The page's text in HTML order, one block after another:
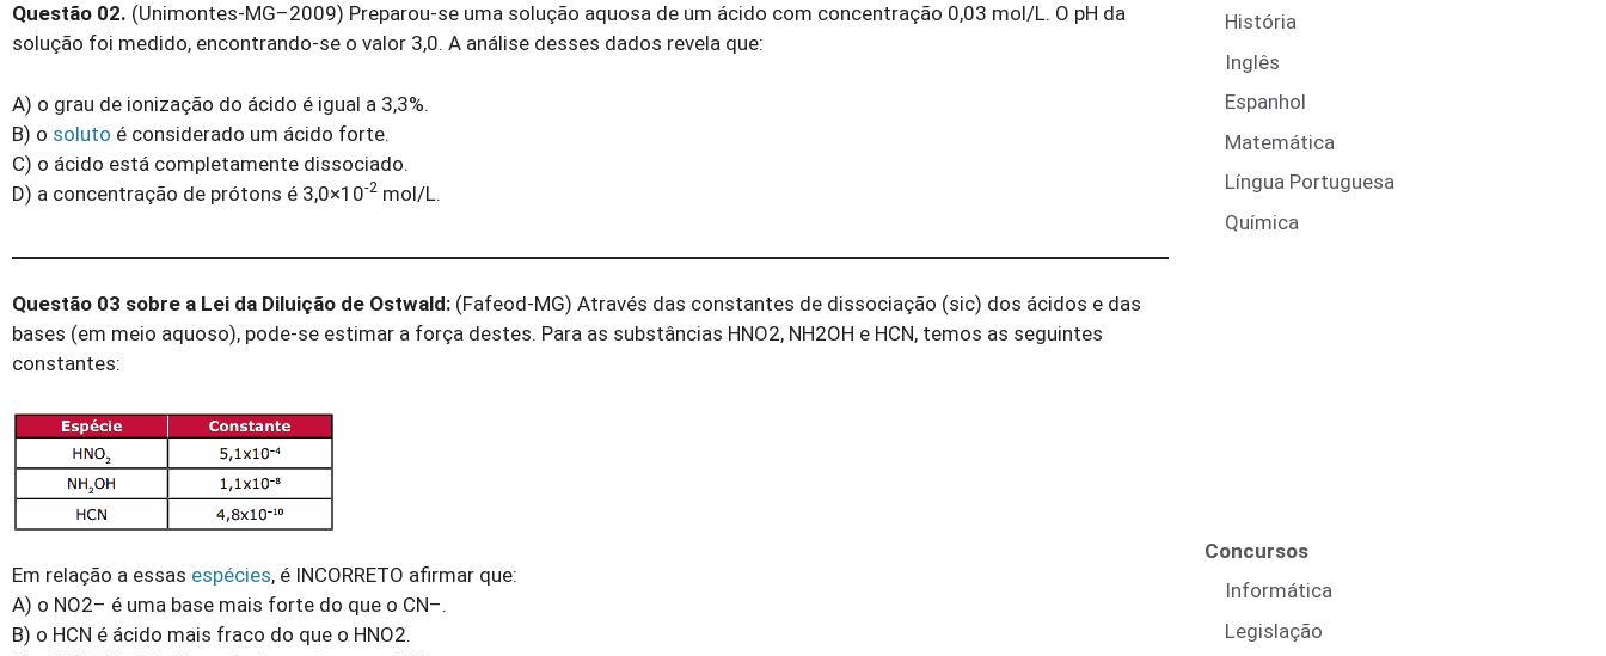
Questão 02. (Unimontes-MG–2009) Preparou-se uma solução aquosa de um ácido com concentração 0,03 mol/L. O pH da
solução foi medido, encontrando-se o valor 3,0. A análise desses dados revela que:
A) o grau de ionização do ácido é igual a 3,3%.
B) o soluto é considerado um ácido forte.
C) o ácido está completamente dissociado.
D) a concentração de prótons é 3,0×10-2 mol/L.
Questão 03 sobre a Lei da Diluição de Ostwald: (Fafeod-MG) Através das constantes de dissociação (sic) dos ácidos e das
bases (em meio aquoso), pode-se estimar a força destes. Para as substâncias HNO2, NH2OH e HCN, temos as seguintes
constantes:
Em relação a essas espécies, é INCORRETO afirmar que:
A) o NO2– é uma base mais forte do que o CN–.
B) o HCN é ácido mais fraco do que o HNO2.
História
Inglês
Espanhol
Matemática
Língua Portuguesa
Química
Concursos
Informática
Legislação